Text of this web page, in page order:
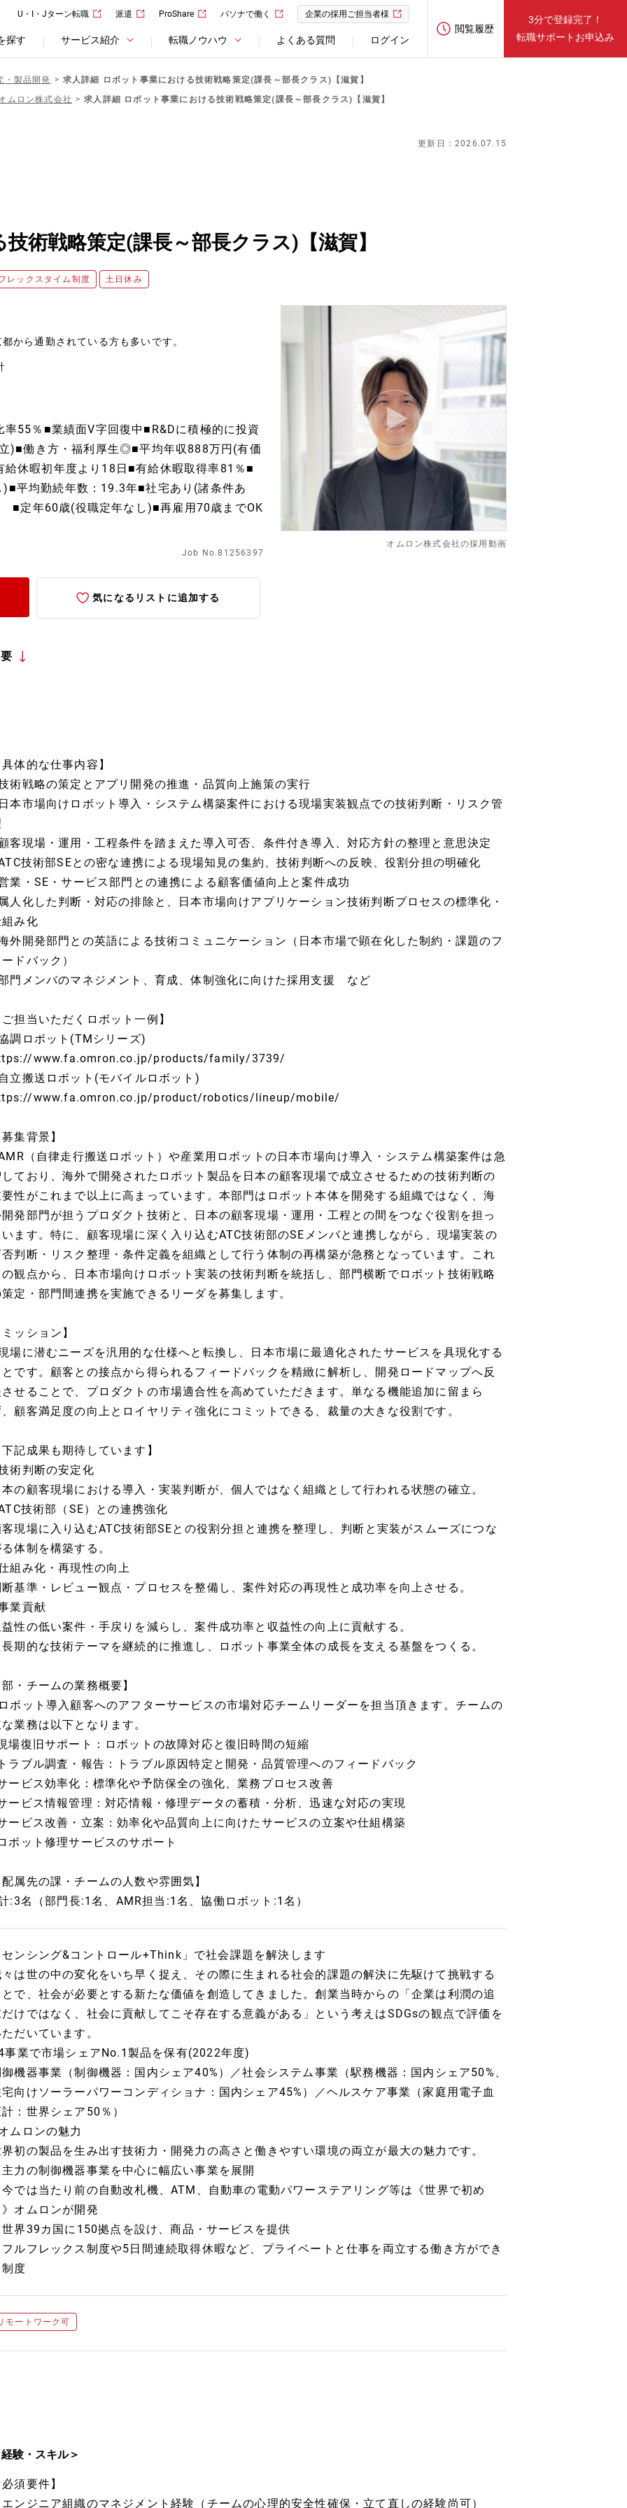
U・I・Jターン転職 派遣 ProShare パソナで働く 企業の採用ご担当者様
探す サービス紹介 転職ノウハウ よくある質問 ログイン
閲覧履歴
3分で登録完了！
転職サポートお申込み
・製品開発
求人詳細 ロボット事業における技術戦略策定(課長～部長クラス)【滋賀】
ムロン株式会社
求人詳細 ロボット事業における技術戦略策定(課長～部長クラス)【滋賀】
更新日：2026.07.15
術戦略策定(課長～部長クラス)【滋賀】
レックスタイム制度 土日休み
から通勤されている方も多いです。
55％■業績面V字回復中■R&Dに積極的に投資
)■働き方・福利厚生◎■平均年収888万円(有価
休暇初年度より18日■有給休暇取得率81％■
平均勤続年数：19.3年■社宅あり(諸条件あ
定年60歳(役職定年なし)■再雇用70歳までOK
Job No.81256397
オムロン株式会社の採用動画
気になるリストに追加する
体的な仕事内容】
術戦略の策定とアプリ開発の推進・品質向上施策の実行
本市場向けロボット導入・システム構築案件における現場実装観点での技術判断・リスク管
客現場・運用・工程条件を踏まえた導入可否、条件付き導入、対応方針の整理と意思決定
技術部SEとの密な連携による現場知見の集約、技術判断への反映、役割分担の明確化
業・SE・サービス部門との連携による顧客価値向上と案件成功
人化した判断・対応の排除と、日本市場向けアプリケーション技術判断プロセスの標準化・
み化
外開発部門との英語による技術コミュニケーション（日本市場で顕在化した制約・課題のフ
ドバック）
門メンバのマネジメント、育成、体制強化に向けた採用支援 など
担当いただくロボット一例】
調ロボット(TMシリーズ)
www.fa.omron.co.jp/products/family/3739/
立搬送ロボット(モバイルロボット)
www.fa.omron.co.jp/product/robotics/lineup/mobile/
集背景】
（自律走行搬送ロボット）や産業用ロボットの日本市場向け導入・システム構築案件は急
ており、海外で開発されたロボット製品を日本の顧客現場で成立させるための技術判断の
性がこれまで以上に高まっています。本部門はロボット本体を開発する組織ではなく、海
発部門が担うプロダクト技術と、日本の顧客現場・運用・工程との間をつなぐ役割を担っ
ます。特に、顧客現場に深く入り込むATC技術部のSEメンバと連携しながら、現場実装の
判断・リスク整理・条件定義を組織として行う体制の再構築が急務となっています。これ
観点から、日本市場向けロボット実装の技術判断を統括し、部門横断でロボット技術戦略
定・部門間連携を実施できるリーダを募集します。
ッション】
場に潜むニーズを汎用的な仕様へと転換し、日本市場に最適化されたサービスを具現化する
です。顧客との接点から得られるフィードバックを精緻に解析し、開発ロードマップへ反
せることで、プロダクトの市場適合性を高めていただきます。単なる機能追加に留まら
顧客満足度の向上とロイヤリティ強化にコミットできる、裁量の大きな役割です。
記成果も期待しています】
術判断の安定化
の顧客現場における導入・実装判断が、個人ではなく組織として行われる状態の確立。
技術部（SE）との連携強化
現場に入り込むATC技術部SEとの役割分担と連携を整理し、判断と実装がスムーズにつな
体制を構築する。
組み化・再現性の向上
基準・レビュー観点・プロセスを整備し、案件対応の再現性と成功率を向上させる。
業貢献
性の低い案件・手戻りを減らし、案件成功率と収益性の向上に貢献する。
期的な技術テーマを継続的に推進し、ロボット事業全体の成長を支える基盤をつくる。
・チームの業務概要】
ボット導入顧客へのアフターサービスの市場対応チームリーダーを担当頂きます。チームの
業務は以下となります。
場復旧サポート：ロボットの故障対応と復旧時間の短縮
ラブル調査・報告：トラブル原因特定と開発・品質管理へのフィードバック
ービス効率化：標準化や予防保全の強化、業務プロセス改善
ービス情報管理：対応情報・修理データの蓄積・分析、迅速な対応の実現
ービス改善・立案：効率化や品質向上に向けたサービスの立案や仕組構築
ボット修理サービスのサポート
属先の課・チームの人数や雰囲気】
:3名（部門長:1名、AMR担当:1名、協働ロボット:1名）
センシング&コントロール+Think」で社会課題を解決します
は世の中の変化をいち早く捉え、その際に生まれる社会的課題の解決に先駆けて挑戦する
で、社会が必要とする新たな価値を創造してきました。創業当時からの「企業は利潤の追
けではなく、社会に貢献してこそ存在する意義がある」という考えはSDGsの観点で評価を
だいています。
事業で市場シェアNo.1製品を保有(2022年度)
機器事業（制御機器：国内シェア40%）／社会システム事業（駅務機器：国内シェア50%、
向けソーラーパワーコンディショナ：国内シェア45%）／ヘルスケア事業（家庭用電子血
：世界シェア50％）
ムロンの魅力
初の製品を生み出す技術力・開発力の高さと働きやすい環境の両立が最大の魅力です。
力の制御機器事業を中心に幅広い事業を展開
では当たり前の自動改札機、ATM、自動車の電動パワーステアリング等は《世界で初め
オムロンが開発
世界39カ国に150拠点を設け、商品・サービスを提供
ルフレックス制度や5日間連続取得休暇など、プライベートと仕事を両立する働き方ができ
度
モートワーク可
験・スキル＞
須要件】
ンジニア組織のマネジメント経験（チームの心理的安全性確保・立て直しの経験尚可）